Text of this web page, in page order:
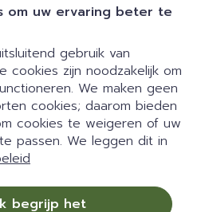
om uw ervaring beter te
gebruik van
cookies zijn noodzakelijk om
We maken geen
cookies; daarom bieden
cookies te weigeren of uw
passen. We leggen dit in
begrijp het
| 24/7
open
maandag tot